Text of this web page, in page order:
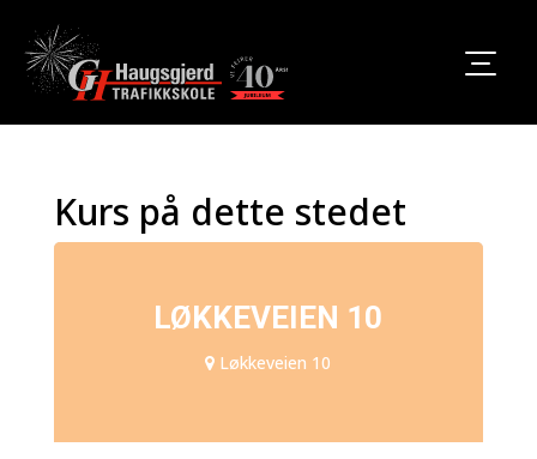
Kurs på dette stedet
LØKKEVEIEN 10
Løkkeveien 10